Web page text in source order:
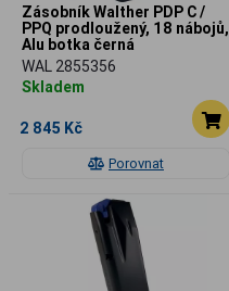
Porovnat
Zásobník Walther PDP C /
PPQ prodloužený, 18 nábojů,
Alu botka černá
WAL 2855356
Skladem
2 845 Kč